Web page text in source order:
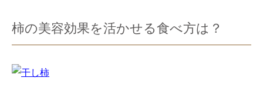
柿の美容効果を活かせる食べ方は？